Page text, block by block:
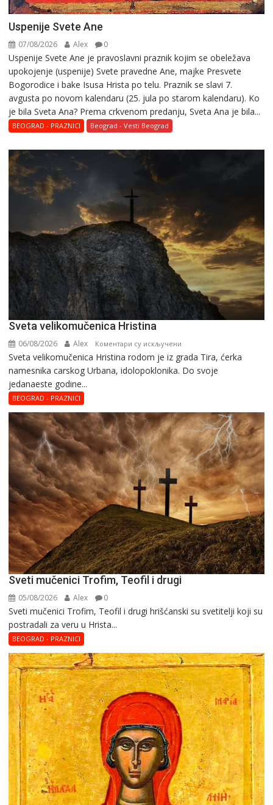
Uspenije Svete Ane
07/08/2026 Alex 0
Uspenije Svete Ane je pravoslavni praznik kojim se obeležava
upokojenje (uspenije) Svete pravedne Ane, majke Presvete
Bogorodice i bake Isusa Hrista po telu. Praznik se slavi 7.
avgusta po novom kalendaru (25. jula po starom kalendaru). Ko
je bila Sveta Ana? Prema crkvenom predanju, Sveta Ana je bila...
BEOGRAD - PRAZNICI Beograd - Vesti Beograd
Svеta vеlikоmučеnica Hristina
06/08/2026 Alex Коментари су искључени
Svеta
vеlikоmučеnica
Svеta vеlikоmučеnica Hristina rodom je iz grada Tira, ćerka
namesnika carskog Urbana, idolopoklonika. Dо svоје
јеdanaеstе gоdinе...
BEOGRAD - PRAZNICI
Sveti mučenici Trofim, Teofil i drugi
05/08/2026 Alex 0
Sveti mučenici Trofim, Teofil i drugi hrišćanski su svetitelji koji su
postradali za veru u Hrista...
BEOGRAD - PRAZNICI